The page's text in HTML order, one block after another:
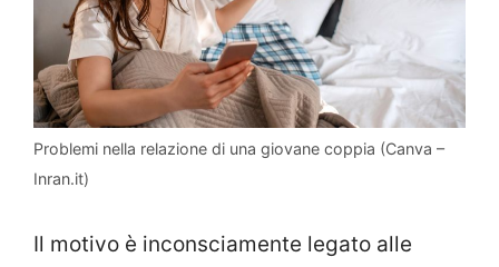
Problemi nella relazione di una giovane coppia (Canva –
Inran.it)
Il motivo è inconsciamente legato alle